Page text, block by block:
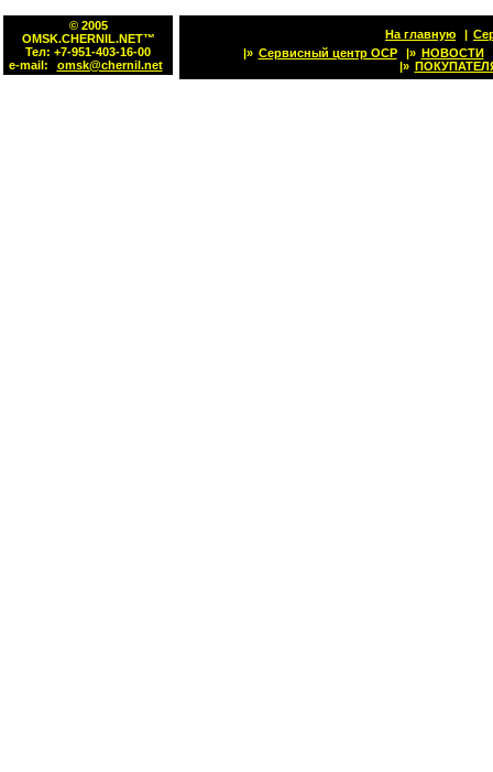
© 2005
OMSK.CHERNIL.NET™
Тел: +7-951-403-16-00
e-mail:
omsk@chernil.net
На главную |
|» Сервисный центр OCP |» НОВОСТИ
|»